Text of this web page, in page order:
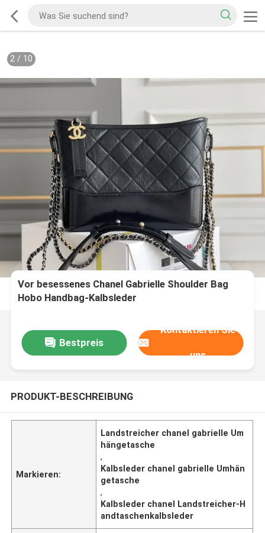
2/ 10
Vor besessenes Chanel Gabrielle Shoulder Bag
Hobo Handbag-Kalbsleder
Bestpreis
Kontaktieren Sie
uns
PRODUKT-BESCHREIBUNG
Markieren:
Landstreicher chanel gabrielle Um
hängetasche
,
Kalbsleder chanel gabrielle Umhän
getasche
,
Kalbsleder chanel Landstreicher-H
andtaschenkalbsleder